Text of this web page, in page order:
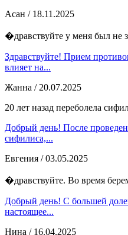
Асан / 18.11.2025
�дравствуйте у меня был не
Здравствуйте! Прием
влияет на...
Жанна / 20.07.2025
20 лет назад переболела
Добрый день! После
сифилиса,...
Евгения / 03.05.2025
�дравствуйте. Во время
Добрый день! С большей
настоящее...
Нина / 16.04.2025